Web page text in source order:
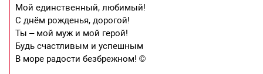
Мой единственный, любимый!
С днём рожденья, дорогой!
Ты – мой муж и мой герой!
Будь счастливым и успешным
В море радости безбрежном! ©